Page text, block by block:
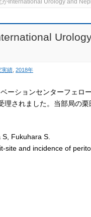
がInternational Urology and
実績 2018年
ーションセンターフェロ
されました。当部局の栗
S, Fukuhara S.
site and incidence of